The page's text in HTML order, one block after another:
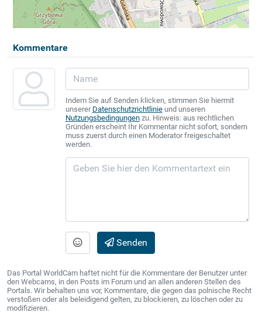
Kommentare
Indem Sie auf Senden klicken, stimmen Sie hiermit
unserer Datenschutzrichtlinieund unseren
Nutzungsbedingungenzu. Hinweis: aus rechtlichen
Gründen erscheint Ihr Kommentar nicht sofort, sondern
muss zuerst durch einen Moderator freigeschaltet
werden.
Senden
Das Portal WorldCam haftet nicht für die Kommentare der Benutzer unter
den Webcams, in den Posts im Forum und an allen anderen Stellen des
Portals. Wir behalten uns vor, Kommentare, die gegen das polnische Recht
verstoßen oder als beleidigend gelten, zu blockieren, zu löschen oder zu
modifizieren.